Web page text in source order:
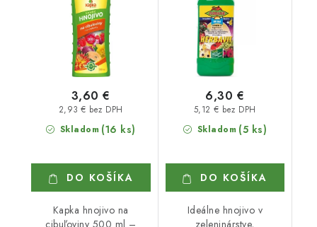
Skladom (16 ks)
2,93 € bez DPH
3,60 €
DO KOŠÍKA
Kapka hnojivo na
cibuľoviny 500 ml –
Skladom (5 ks)
5,12 € bez DPH
6,30 €
DO KOŠÍKA
Ideálne hnojivo v
zeleninárstve,